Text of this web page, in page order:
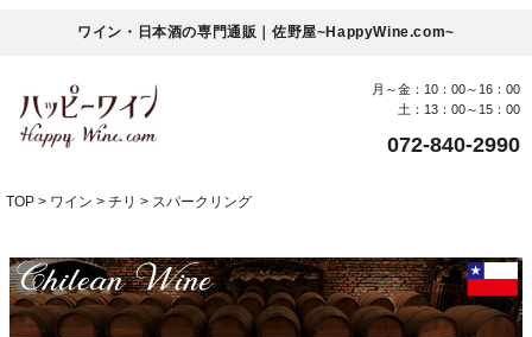
ワイン・日本酒の専門通販｜佐野屋~HappyWine.com~
月～金：10：00～16：00
土：13：00～15：00
072-840-2990
TOP ワイン チリ スパークリング